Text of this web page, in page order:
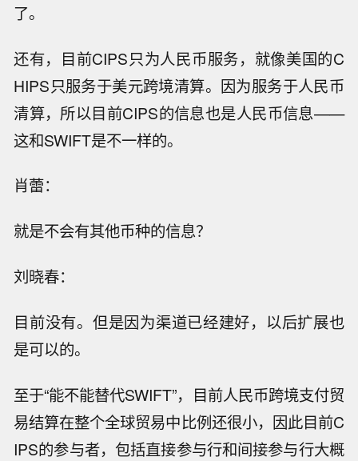
了。
还有，目前CIPS只为人民币服务，就像美国的C
HIPS只服务于美元跨境清算。因为服务于人民币
清算，所以目前CIPS的信息也是人民币信息——
这和SWIFT是不一样的。
肖蕾：
就是不会有其他币种的信息？
刘晓春：
目前没有。但是因为渠道已经建好，以后扩展也
是可以的。
至于“能不能替代SWIFT”，目前人民币跨境支付贸
易结算在整个全球贸易中比例还很小，因此目前C
IPS的参与者，包括直接参与行和间接参与行大概